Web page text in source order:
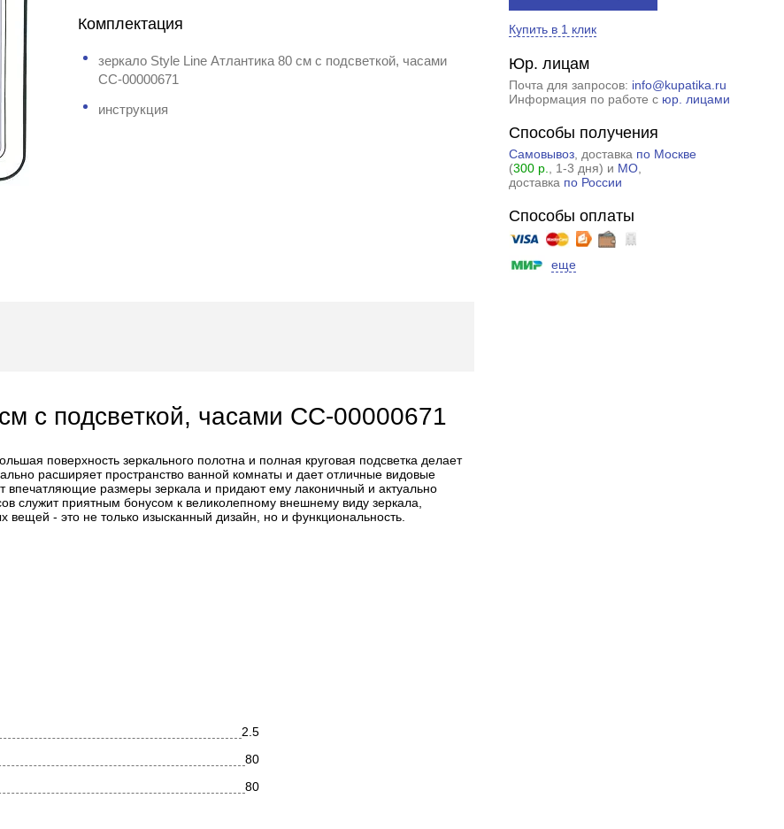
Комплектация
зеркало Style Line Атлантика 80 см с подсветкой, часами
СС-00000671
инструкция
Купить в 1 клик
Юр. лицам
Почта для запросов: info@kupatika.ru
Информация по работе с юр. лицами
Способы получения
Самовывоз, доставка по Москве
(300 р. , 1-3 дня) и МО,
доставка по России
Способы оплаты
еще
с подсветкой, часами СС-00000671
поверхность зеркального полотна и полная круговая подсветка делает
расширяет пространство ванной комнаты и дает отличные видовые
впечатляющие размеры зеркала и придают ему лаконичный и актуально
служит приятным бонусом к великолепному внешнему виду зеркала,
- это не только изысканный дизайн, но и функциональность.
или технологию изготовления изделия, не ухудшающие его
Это не является недостатком товара.
2.5
80
80